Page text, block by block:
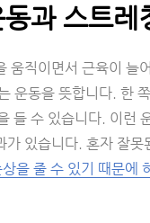
과 스트레
직이면서 근육이 늘
운동을 뜻합니다. 한
수 있습니다. 이런
있습니다. 혼자 잘
을 줄 수 있기 때문에